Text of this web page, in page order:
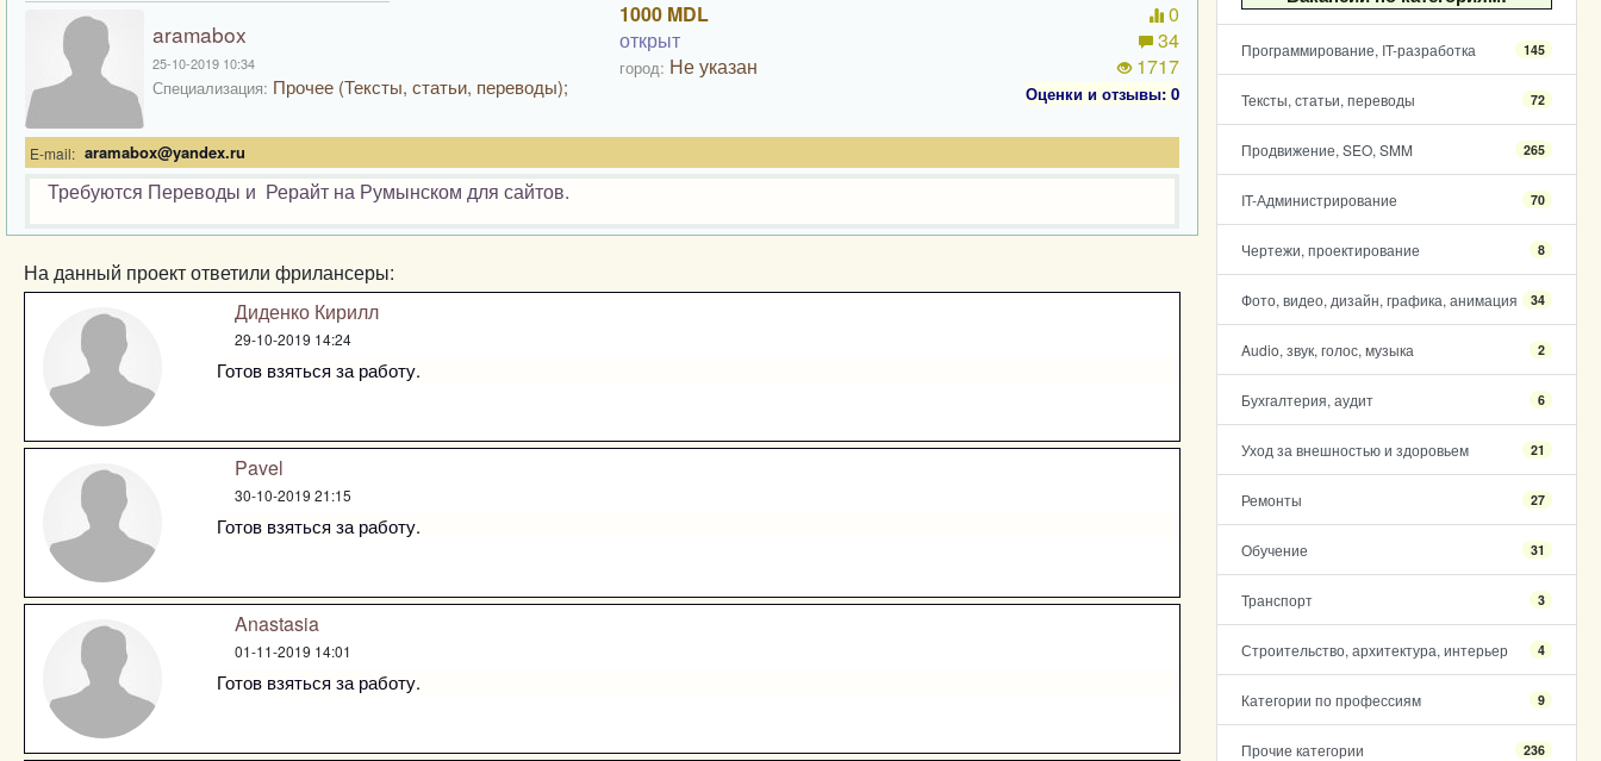
Программирование, IT-разработка 145
Тексты, статьи, переводы 72
Продвижение, SEO, SMM 265
IT-Администрирование 70
Чертежи, проектирование 8
Фото, видео, дизайн, графика, анимация 34
Audio, звук, голос, музыка 2
Бухгалтерия, аудит 6
Уход за внешностью и здоровьем 21
Ремонты 27
Обучение 31
Транспорт 3
Строительство, архитектура, интерьер 4
Категории по профессиям 9
Прочие категории 236
aramabox
25-10-2019 10:34
Специализация: Прочее (Тексты, статьи, переводы);
1000 MDL
открыт
город: Не указан
0
34
1717
Оценки и отзывы: 0
E-mail: aramabox@yandex.ru
Требуются Переводы и Рерайт на Румынском для сайтов.
На данный проект ответили фрилансеры:
Диденко Кирилл
29-10-2019 14:24
Готов взяться за работу.
Pavel
30-10-2019 21:15
Готов взяться за работу.
Anastasia
01-11-2019 14:01
Готов взяться за работу.